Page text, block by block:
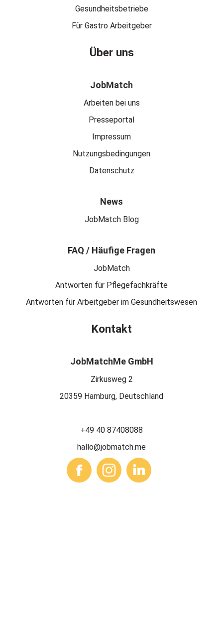
Gesundheitsbetriebe
Für Gastro Arbeitgeber
Über uns
JobMatch
Arbeiten bei uns
Presseportal
Impressum
Nutzungsbedingungen
Datenschutz
News
JobMatch Blog
FAQ / Häufige Fragen
JobMatch
Antworten für Pflegefachkräfte
Antworten für Arbeitgeber im Gesundheitswesen
Kontakt
JobMatchMe GmbH
Zirkusweg 2
20359 Hamburg, Deutschland
+49 40 87408088
hallo@jobmatch.me